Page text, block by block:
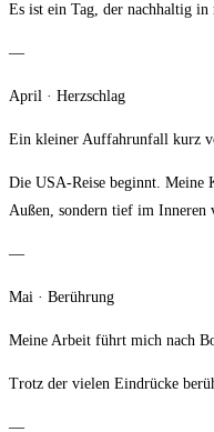
Es ist ein Tag, der nachhaltig
—
April · Herzschlag
Ein kleiner Auffahrunfall kurz
Die USA-Reise beginnt. Meine
Außen, sondern tief im Inneren
—
Mai · Berührung
Meine Arbeit führt mich nach
Trotz der vielen Eindrücke
—